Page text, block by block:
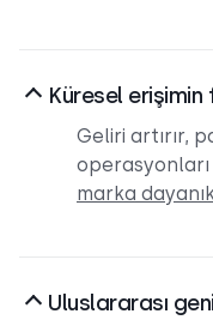
Küresel erişimin
Geliri artırır,
marka
Uluslararası